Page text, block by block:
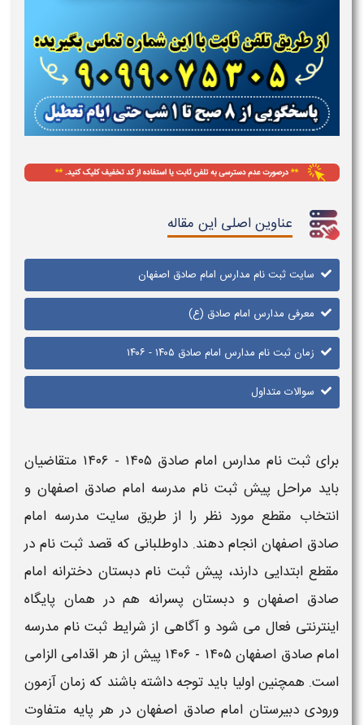
عناوین اصلی این مقاله
سایت ثبت نام مدارس امام صادق اصفهان
معرفی مدارس امام صادق (ع)
زمان ثبت نام مدارس امام صادق ۱۴۰۵ - ۱۴۰۶
سوالات متداول
برای ثبت نام مدارس امام صادق ۱۴۰۵ - ۱۴۰۶
متقاضیان
باید مراحل پیش ثبت نام مدرسه امام صادق اصفهان و
انتخاب مقطع مورد نظر را از طریق سایت مدرسه امام
صادق اصفهان انجام دهند. داوطلبانی که قصد ثبت نام در
مقطع ابتدایی دارند،پیش ثبت نام دبستان دخترانه امام
صادق اصفهانودبستان پسرانه هم در همان پایگاه
اینترنتی فعال می شود و آگاهی از شرایط ثبت نام مدرسه
امام صادق اصفهان ۱۴۰۵ - ۱۴۰۶
پیش از هر اقدامی الزامی
است. همچنین اولیا باید توجه داشته باشند که زمان آزمون
ورودی دبیرستان امام صادق اصفهان در هر پایه متفاوت